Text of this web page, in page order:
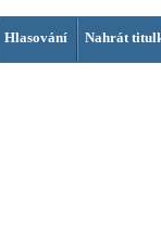
Hlasování Nahrát